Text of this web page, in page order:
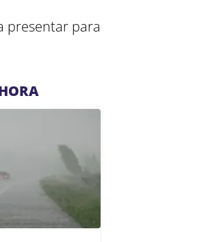
presentar para